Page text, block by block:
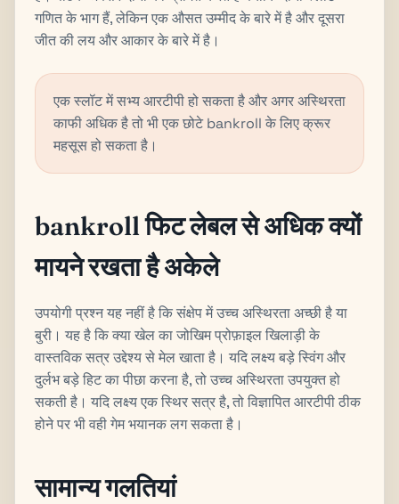
गणित के भाग हैं, लेकिन एक औसत उम्मीद के बारे में है और दूसरा
जीत की लय और आकार के बारे में है।
एक स्लॉट में सभ्य आरटीपी हो सकता है और अगर अस्थिरता
काफी अधिक है तो भी एक छोटे bankroll के लिए क्रूर
महसूस हो सकता है।
bankroll फिट लेबल से अधिक क्यों
मायने रखता है अकेले
उपयोगी प्रश्न यह नहीं है कि संक्षेप में उच्च अस्थिरता अच्छी है या
बुरी। यह है कि क्या खेल का जोखिम प्रोफ़ाइल खिलाड़ी के
वास्तविक सत्र उद्देश्य से मेल खाता है। यदि लक्ष्य बड़े स्विंग और
दुर्लभ बड़े हिट का पीछा करना है, तो उच्च अस्थिरता उपयुक्त हो
सकती है। यदि लक्ष्य एक स्थिर सत्र है, तो विज्ञापित आरटीपी ठीक
होने पर भी वही गेम भयानक लग सकता है।
सामान्य गलतियां